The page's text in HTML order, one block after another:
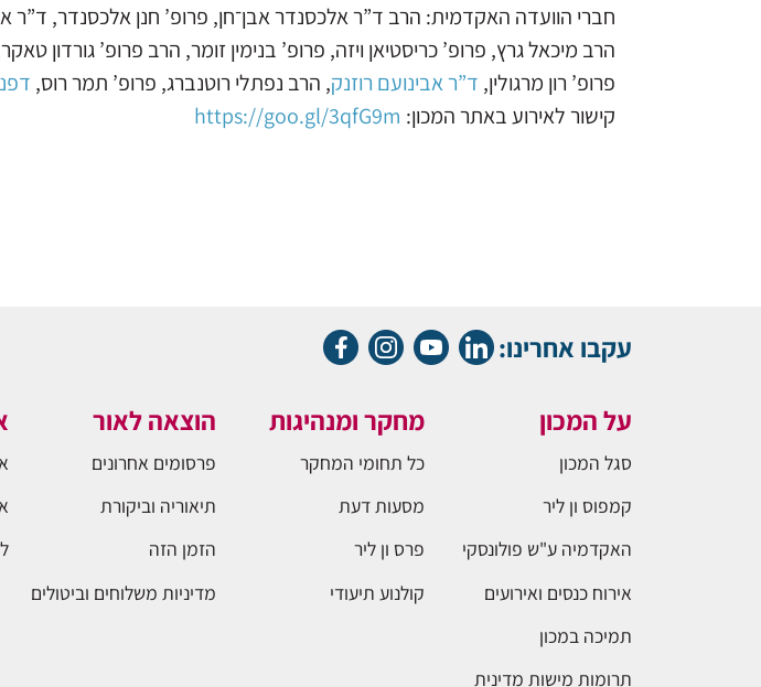
חברי הוועדה האקדמית: הרב ד”ר אלכסנדר אבן־חן, פרופ’ חנן אלכסנדר, ד”ר
הרב מיכאל גרץ, פרופ’ כריסטיאן ויזה, פרופ’ בנימין זומר, הרב פרופ’ גורדון
פרופ’ רון מרגולין, ד”ר אבינועם רוזנק, הרב נפתלי רוטנברג, פרופ’ תמר רוס,
קישור לאירוע באתר המכון: https://goo.gl/3qfG9m
עקבו אחרינו:
על המכון
סגל המכון
קמפוס ון ליר
האקדמיה ע"ש פולונסקי
אירוח כנסים ואירועים
תמיכה במכון
תרומות מישות מדינית
מחקר ומנהיגות
כל תחומי המחקר
מסעות דעת
פרס ון ליר
קולנוע תיעודי
הוצאה לאור
פרסומים אחרונים
תיאוריה וביקורת
הזמן הזה
מדיניות משלוחים וביטולים